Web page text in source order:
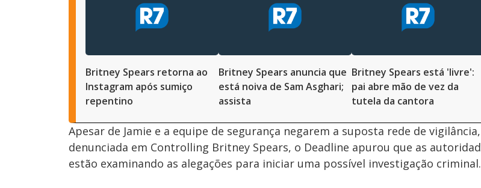
Britney Spears retorna ao
Instagram após sumiço
repentino
Britney Spears anuncia que
está noiva de Sam Asghari;
assista
Britney Spears está 'livre':
pai abre mão de vez da
tutela da cantora
Apesar de Jamie e a equipe de segurança negarem a suposta rede de vigilância,
denunciada em Controlling Britney Spears, o Deadline apurou que as
estão examinando as alegações para iniciar uma possível investigação criminal.